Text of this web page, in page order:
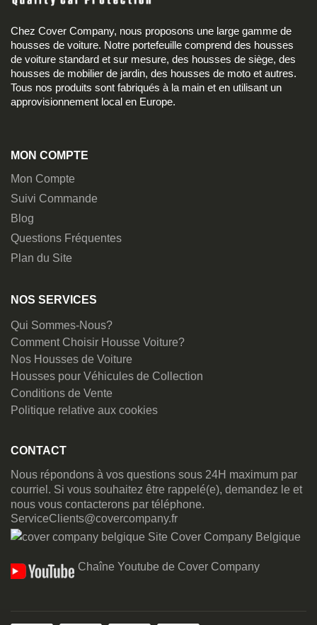
Chez Cover Company, nous proposons une large gamme de
housses de voiture. Notre portefeuille comprend des housses
de voiture standard et sur mesure, des housses de siège, des
housses de mobilier de jardin, des housses de moto et autres.
Tous nos produits sont fabriqués à la main et en utilisant un
approvisionnement local en Europe.
MON COMPTE
Mon Compte
Suivi Commande
Blog
Questions Fréquentes
Plan du Site
NOS SERVICES
Qui Sommes-Nous?
Comment Choisir Housse Voiture?
Nos Housses de Voiture
Housses pour Véhicules de Collection
Conditions de Vente
Politique relative aux cookies
CONTACT
Nous répondons à vos questions sous 24H maximum par
courriel. Si vous souhaitez être rappelé(e), demandez le et
nous vous contacterons par téléphone.
ServiceClients@covercompany.fr
Site Cover Company Belgique
Chaîne Youtube de Cover Company